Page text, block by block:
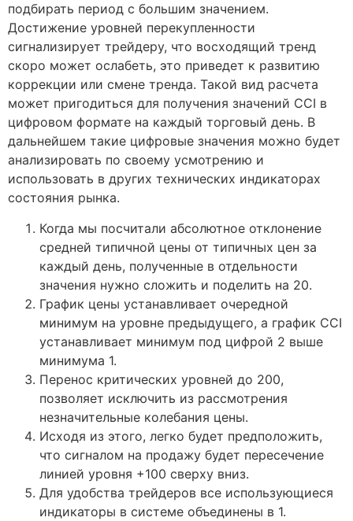
подбирать период с большим значением.
Достижение уровней перекупленности
сигнализирует трейдеру, что восходящий тренд
скоро может ослабеть, это приведет к развитию
коррекции или смене тренда. Такой вид расчета
может пригодиться для получения значений CCI в
цифровом формате на каждый торговый день. В
дальнейшем такие цифровые значения можно будет
анализировать по своему усмотрению и
использовать в других технических индикаторах
состояния рынка.
Когда мы посчитали абсолютное отклонение
средней типичной цены от типичных цен за
каждый день, полученные в отдельности
значения нужно сложить и поделить на 20.
График цены устанавливает очередной
минимум на уровне предыдущего, а график CCI
устанавливает минимум под цифрой 2 выше
минимума 1.
Перенос критических уровней до 200,
позволяет исключить из рассмотрения
незначительные колебания цены.
Исходя из этого, легко будет предположить,
что сигналом на продажу будет пересечение
линией уровня +100 сверху вниз.
Для удобства трейдеров все использующиеся
индикаторы в системе объединены в 1.